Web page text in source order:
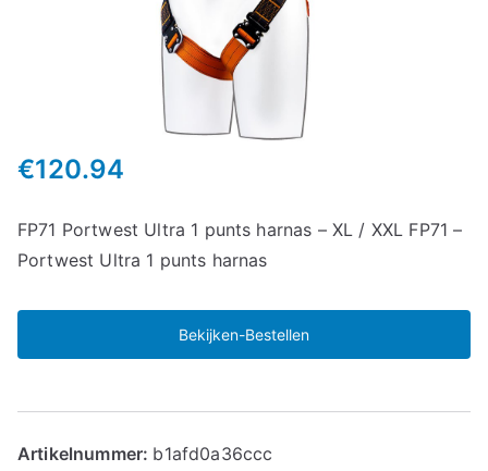
€120.94
FP71 Portwest Ultra 1 punts harnas – XL / XXL FP71 –
Portwest Ultra 1 punts harnas
Bekijken-Bestellen
Artikelnummer: b1afd0a36ccc